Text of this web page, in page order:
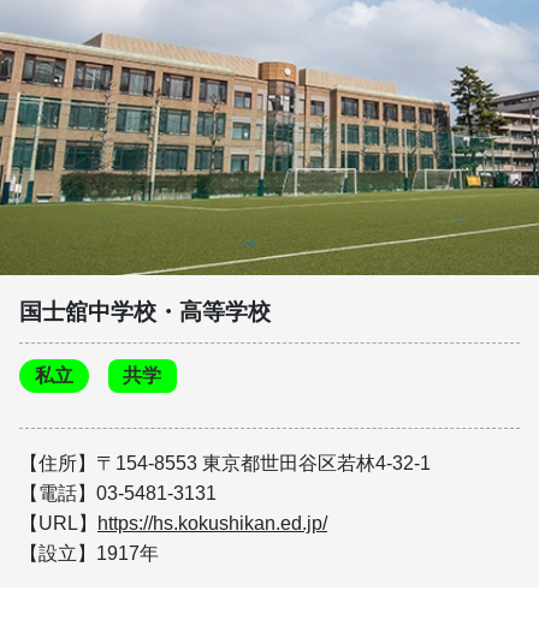
国士舘中学校・高等学校
私立 共学
【住所】〒154-8553 東京都世田谷区若林4-32-1
【電話】03-5481-3131
【URL】
https://hs.kokushikan.ed.jp/
【設立】1917年